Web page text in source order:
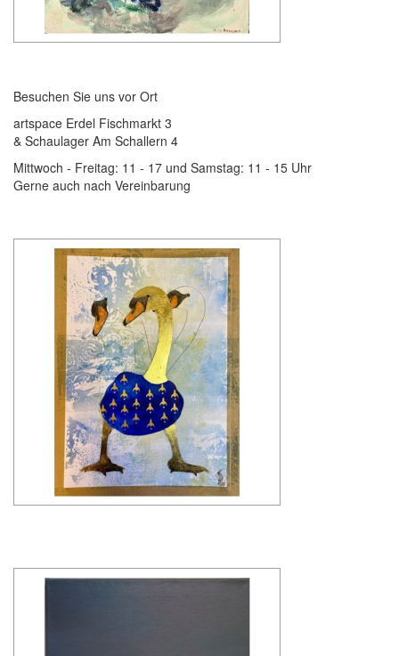
Besuchen Sie uns vor Ort
artspace Erdel Fischmarkt 3
& Schaulager Am Schallern 4
Mittwoch - Freitag: 11 - 17 und Samstag: 11 - 15 Uhr
Gerne auch nach Vereinbarung